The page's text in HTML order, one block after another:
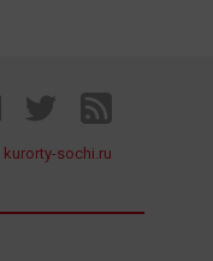
kurorty-sochi.ru